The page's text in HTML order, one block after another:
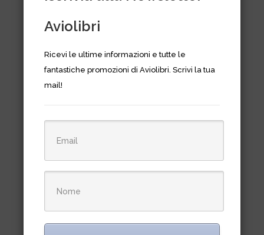
Araldica della Regia
Aeronautica. Volume 2
€30,00
Aviolibri
Ricevi le ultime informazioni e tutte le
fantastiche promozioni di Aviolibri. Scrivi la tua
mail!